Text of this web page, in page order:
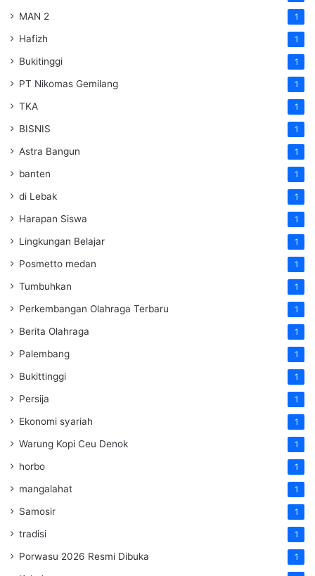
MAN 2 1
Hafizh 1
Bukitinggi 1
PT Nikomas Gemilang 1
TKA 1
BISNIS 1
Astra Bangun 1
banten 1
di Lebak 1
Harapan Siswa 1
Lingkungan Belajar 1
Posmetto medan 1
Tumbuhkan 1
Perkembangan Olahraga Terbaru 1
Berita Olahraga 1
Palembang 1
Bukittinggi 1
Persija 1
Ekonomi syariah 1
Warung Kopi Ceu Denok 1
horbo 1
mangalahat 1
Samosir 1
tradisi 1
Porwasu 2026 Resmi Dibuka 1